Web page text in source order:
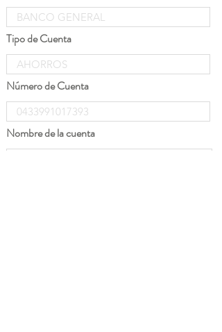
Tipo de Cuenta
Número de Cuenta
Nombre de la cuenta